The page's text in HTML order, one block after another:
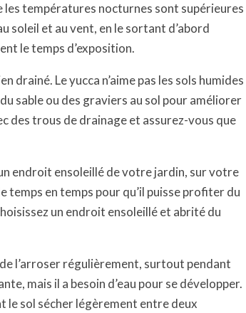
températures nocturnes sont supérieures
soleil et au vent, en le sortant d’abord
le temps d’exposition.
Le yucca n’aime pas les sols humides
sable ou des graviers au sol pour améliorer
des trous de drainage et assurez-vous que
endroit ensoleillé de votre jardin, sur votre
temps en temps pour qu’il puisse profiter du
un endroit ensoleillé et abrité du
l’arroser régulièrement, surtout pendant
mais il a besoin d’eau pour se développer.
le sol sécher légèrement entre deux